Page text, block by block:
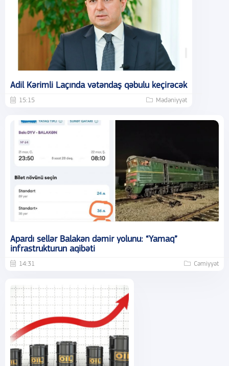
Adil Kərimli Laçında vətəndaş qəbulu keçirəcək
15:15 Mədəniyyət
Apardı sellər Balakən dəmir yolunu: “Yamaq”
infrastrukturun aqibəti
14:31 Cəmiyyət